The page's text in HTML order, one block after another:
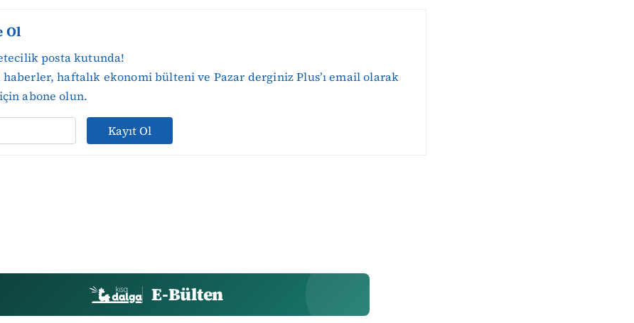
Ol
posta kutunda!
haberler, haftalık ekonomi bülteni ve Pazar derginiz Plus’ı email olarak
abone olun.
Kayıt Ol
E-Bülten